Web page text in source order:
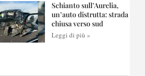
Schianto sull’Aurelia,
un’auto distrutta: strada
chiusa verso sud
Leggi di più »